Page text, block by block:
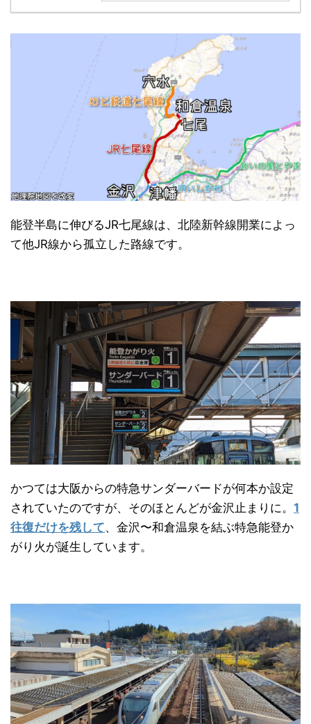
縦断(10)
能登半島に伸びるJR七尾線は、北陸新幹線開業によっ
て他JR線から孤立した路線です。
かつては大阪からの特急サンダーバードが何本か設定
されていたのですが、そのほとんどが金沢止まりに。 1
往復だけを残して、金沢〜和倉温泉を結ぶ特急能登か
がり火が誕生しています。